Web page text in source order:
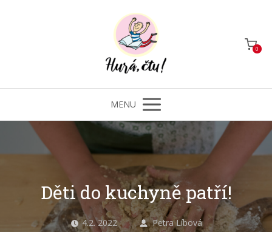
0
MENU
Děti do kuchyně patří!
4.2. 2022 Petra Líbová